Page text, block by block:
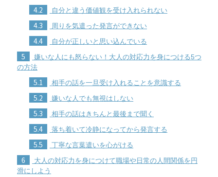
4.2 自分と違う価値観を受け入れられない
4.3 周りを気遣った発言ができない
4.4 自分が正しいと思い込んでいる
5
嫌いな人にも怒らない！大人の対応力を身につける5つ
の方法
5.1 相手の話を一旦受け入れることを意識する
5.2 嫌いな人でも無視はしない
5.3 相手の話はきちんと最後まで聞く
5.4 落ち着いて冷静になってから発言する
5.5 丁寧な言葉遣いを心がける
6
大人の対応力を身につけて職場や日常の人間関係を円
滑にしよう